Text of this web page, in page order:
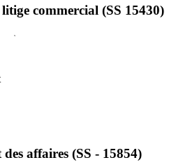
commercial (SS 15430)
affaires (SS - 15854)